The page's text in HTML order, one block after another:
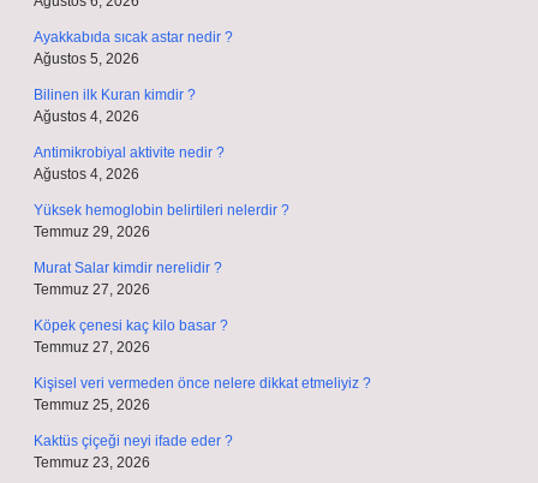
Ayakkabıda sıcak astar nedir ?
Ağustos 5, 2026
Bilinen ilk Kuran kimdir ?
Ağustos 4, 2026
Antimikrobiyal aktivite nedir ?
Ağustos 4, 2026
Yüksek hemoglobin belirtileri nelerdir ?
Temmuz 29, 2026
Murat Salar kimdir nerelidir ?
Temmuz 27, 2026
Köpek çenesi kaç kilo basar ?
Temmuz 27, 2026
Kişisel veri vermeden önce nelere dikkat etmeliyiz ?
Temmuz 25, 2026
Kaktüs çiçeği neyi ifade eder ?
Temmuz 23, 2026